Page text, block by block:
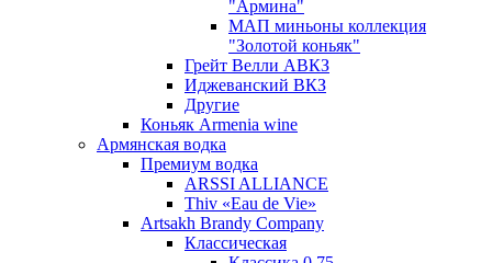
"Армина"
МАП миньоны коллекция
"Золотой коньяк"
Грейт Велли АВКЗ
Иджеванский ВКЗ
Другие
Коньяк Armenia wine
Армянская водка
Премиум водка
ARSSI ALLIANCE
Thiv «Eau de Vie»
Artsakh Brandy Company
Классическая